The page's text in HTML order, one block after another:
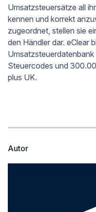
Umsatzsteuersätze all
kennen und korrekt
zugeordnet, stellen sie
den Händler dar. eClear
Umsatzsteuerdatenbank
Steuercodes und
plus UK.
Autor